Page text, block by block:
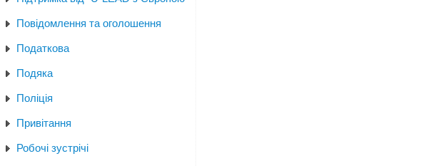
Повідомлення та оголошення
Податкова
Подяка
Поліція
Привітання
Робочі зустрічі